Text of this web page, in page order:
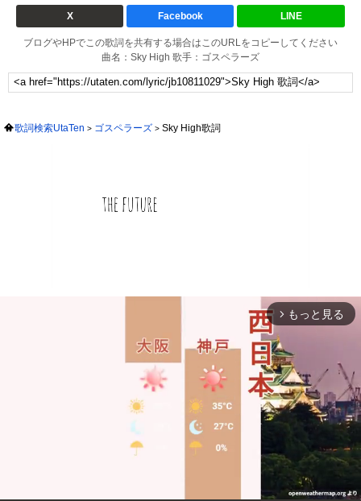
X Facebook LINE
ブログやHPでこの歌詞を共有する場合はこのURLをコピーしてください
曲名：Sky High 歌手：ゴスペラーズ
歌詞検索UtaTen ゴスペラーズ Sky High歌詞
arrow_forward_ios もっと見る